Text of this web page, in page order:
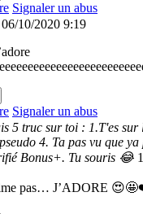
Signaler un abus
06/10/2020 9:19
Signaler un abus
5 truc sur toi : 1.T'es sur
4. Ta pas vu que ya
Bonus+. Tu souris 😂
pas… J’ADORE